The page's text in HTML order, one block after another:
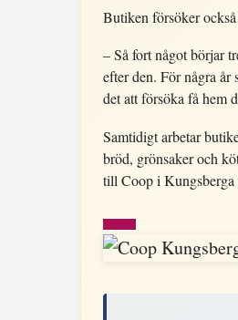
Butiken försöker
– Så fort något börjar
efter den. För några
det att försöka få hem
Samtidigt arbetar
bröd, grönsaker och
till Coop i